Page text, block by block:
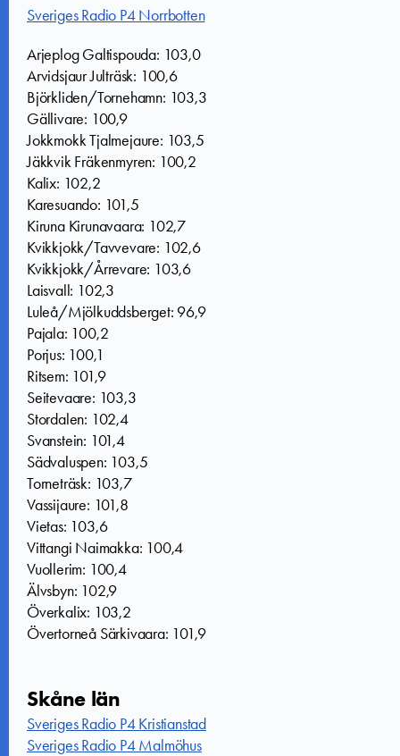
Sveriges Radio P4 Norrbotten
Arjeplog Galtispouda: 103,0
Arvidsjaur Julträsk: 100,6
Björkliden/Tornehamn: 103,3
Gällivare: 100,9
Jokkmokk Tjalmejaure: 103,5
Jäkkvik Fräkenmyren: 100,2
Kalix: 102,2
Karesuando: 101,5
Kiruna Kirunavaara: 102,7
Kvikkjokk/Tavvevare: 102,6
Kvikkjokk/Årrevare: 103,6
Laisvall: 102,3
Luleå/Mjölkuddsberget: 96,9
Pajala: 100,2
Porjus: 100,1
Ritsem: 101,9
Seitevaare: 103,3
Stordalen: 102,4
Svanstein: 101,4
Sädvaluspen: 103,5
Torneträsk: 103,7
Vassijaure: 101,8
Vietas: 103,6
Vittangi Naimakka: 100,4
Vuollerim: 100,4
Älvsbyn: 102,9
Överkalix: 103,2
Övertorneå Särkivaara: 101,9
Skåne län
Sveriges Radio P4 Kristianstad
Sveriges Radio P4 Malmöhus